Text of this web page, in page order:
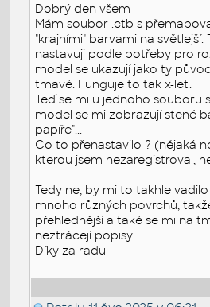
Dobrý den všem
Mám soubor .ctb s
"krajními" barvami na světlejší.
nastavuji podle potřeby pro
model se ukazují jako ty
tmavé. Funguje to tak x-let.
Teď se mi u jednoho souboru
model se mi zobrazují stené
papíře"...
Co to přenastavilo ? (nějaká
kterou jsem nezaregistroval,
Tedy ne, by mi to takhle
mnoho různých povrchů,
přehlednější a také se mi na
neztrácejí popisy.
Díky za radu